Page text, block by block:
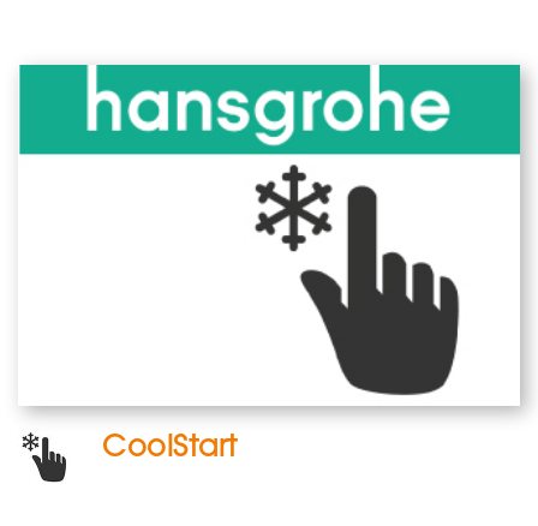
CoolStart